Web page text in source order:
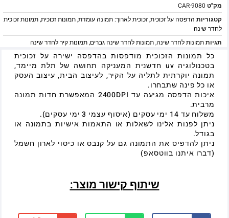
מק"ט CAR-9080
קטגוריות הדפסה על זכוכית,זכוכית לארוך: תמונה עומדת,תמונות זכוכית,תמונות זכוכית
לחדר שינה
תגיותתמונות לחדר שינה,תמונות לחדר שינה גברים,תמונות קיר לחדר שינה
כל תמונות הזכוכית מודפסות בהדפסה ישירה על זכוכית
בטכנולוגיה uv חדשנית המעניקה תחושה של תלת מיימד,
תמונה יוקרתית לתליה על הקיר, לעיצוב הבית, עיצוב העסק
או כל פינה שתבחרו.
איכות הדפסה מגיעה עד 2400DPI המאפשרת חדות תמונה
מרבית.
משלוח עד 14 ימי עסקים (איסוף עצמי 3 ימי עסקים).
ניתן לפנות אלינו לשאלות או התאמות אישיות בתמונה או
בגודל.
ניתן להדפיס את התמונה גם על קנבס או כיסוי לארון חשמל
(דברו איתנו בווטסאפ)
שיתוף קישור מוצר: